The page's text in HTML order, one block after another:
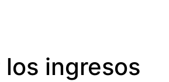
ingresos